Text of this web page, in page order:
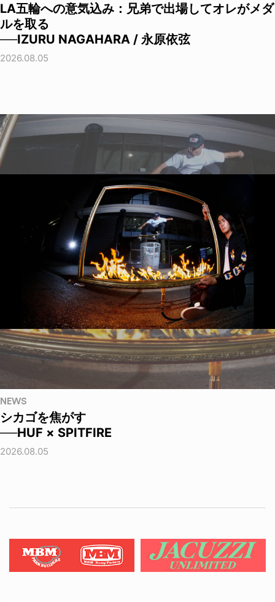
LA五輪への意気込み：兄弟で出場してオレがメダ
ルを取る
──IZURU NAGAHARA / 永原依弦
2026.08.05
NEWS
シカゴを焦がす
──HUF × SPITFIRE
2026.08.05